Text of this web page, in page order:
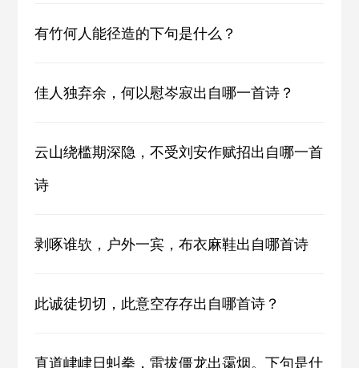
有竹何人能径造的下句是什么？
佳人独弃余，何以慰岑寂出自哪一首诗？
云山绕槛期深隐，不受刘安作赋招出自哪一首
诗
剥啄谁欤，户外一宾，布衣麻鞋出自哪首诗
此诚徒切切，此意空存存出自哪首诗？
直道峍峍日虯拳，雷拔僵龙出霭烟。下句是什